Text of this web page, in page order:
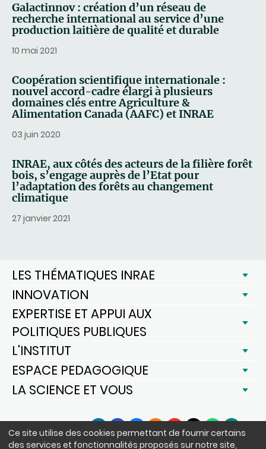
Ce site utilise des cookies permettant de fournir certains
des services et fonctionnalités proposés sur notre site,
Galactinnov : création d’un réseau de
recherche international au service d’une
production laitière de qualité et durable
10 mai 2021
Coopération scientifique internationale :
nouvel accord-cadre élargi à plusieurs
domaines clés entre Agriculture &
Alimentation Canada (AAFC) et INRAE
03 juin 2020
INRAE, aux côtés des acteurs de la filière forêt
bois, s’engage auprès de l’Etat pour
l’adaptation des forêts au changement
climatique
27 janvier 2021
LES THÉMATIQUES INRAE
INNOVATION
EXPERTISE ET APPUI AUX
POLITIQUES PUBLIQUES
L'INSTITUT
ESPACE PEDAGOGIQUE
LA SCIENCE ET VOUS
SUIVEZ-NOUS
LinkedInFacebook
BlueSkyInstagram
YouTube
X WhatsAppPodcasts